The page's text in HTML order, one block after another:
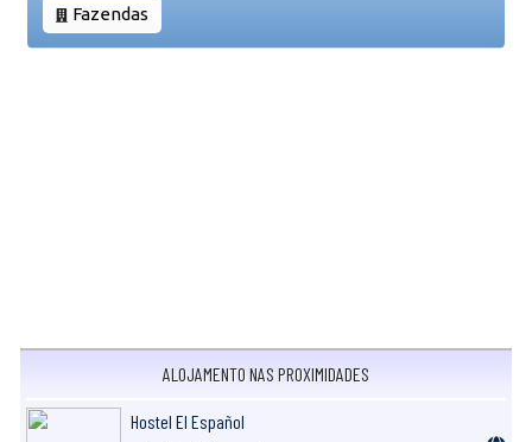
Fazendas
ALOJAMENTO NAS PROXIMIDADES
Hostel El Español